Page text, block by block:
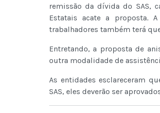
remissão da dívida do SAS,
Estatais acate a proposta.
trabalhadores também terá
Entretando, a proposta de
outra modalidade de
As entidades esclareceram
SAS, eles deverão ser